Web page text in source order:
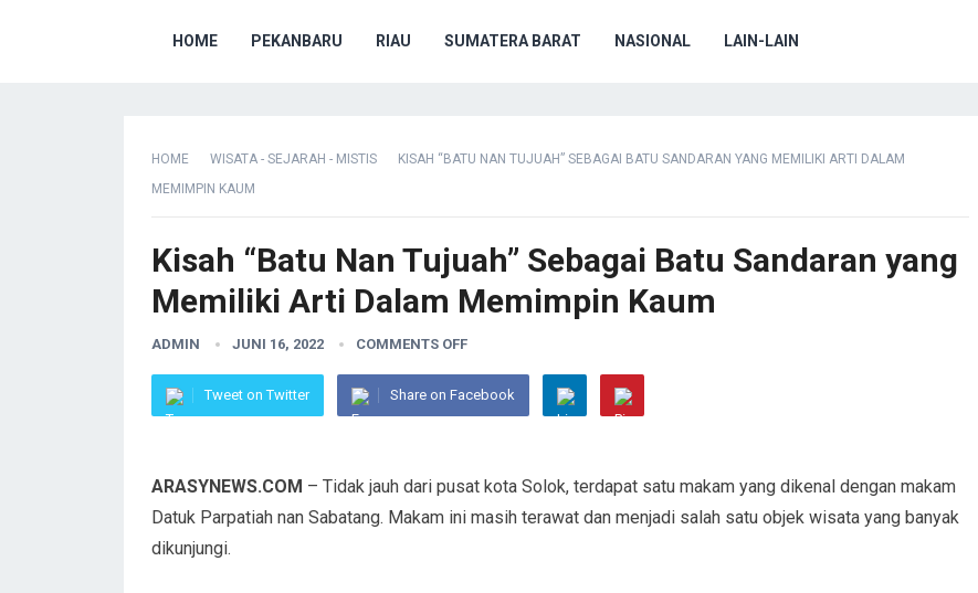
HOME PEKANBARU RIAU SUMATERA BARAT NASIONAL LAIN-LAIN
HOME WISATA - SEJARAH - MISTIS
KISAH “BATU NAN TUJUAH” SEBAGAI BATU SANDARAN YANG MEMILIKI ARTI DALAM
MEMIMPIN KAUM
Kisah “Batu Nan Tujuah” Sebagai Batu Sandaran yang
Memiliki Arti Dalam Memimpin Kaum
ADMIN JUNI 16, 2022 COMMENTS OFF
Tweet on Twitter Share on Facebook
ARASYNEWS.COM – Tidak jauh dari pusat kota Solok, terdapat satu makam yang dikenal dengan makam
Datuk Parpatiah nan Sabatang. Makam ini masih terawat dan menjadi salah satu objek wisata yang banyak
dikunjungi.